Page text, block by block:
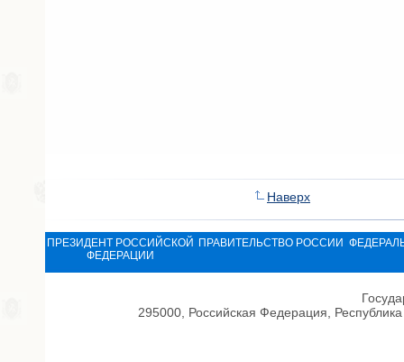
Наверх
ПРЕЗИДЕНТ РОССИЙСКОЙ
ФЕДЕРАЦИИ
ПРАВИТЕЛЬСТВО РОССИИ
295000, Российская Федерация,